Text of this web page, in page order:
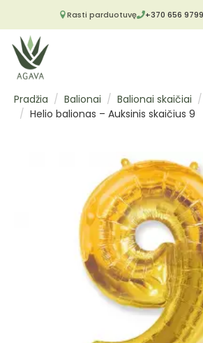
Rasti parduotuvę +370 656
Pradžia Balionai Balionai skaičiai
Helio balionas – Auksinis skaičius 9